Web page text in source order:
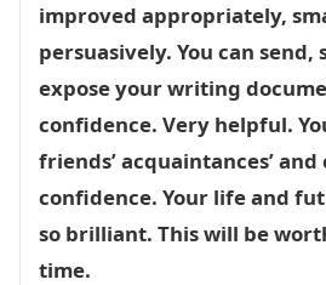
improved appropriately,
persuasively. You can send,
expose your writing
confidence. Very helpful.
friends’ acquaintances’ and
confidence. Your life and
so brilliant. This will be
time.